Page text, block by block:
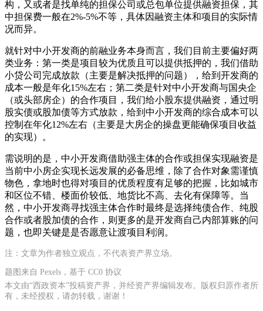
构，又或者是找单纯的担保公司或总包单位提供融资担保，其
中担保费一般在2%-5%不等，具体因融资主体和项目的实际情
况而异。
就针对中小开发商的前融业务本身而言，我们目前主要偏好两
类业务：第一类是项目较为优质且可以提供抵押的，我们借助
小贷公司完成放款（主要是解决抵押的问题），给到开发商的
成本一般是年化15%左右；第二类是针对中小开发商与国央企
（或头部房企）的合作项目，我们给小股东提供融资，通过明
股实债或股加债等方式放款，给到中小开发商的综合成本可以
控制在年化12%左右（主要是大房企的操盘更能确保项目收益
的实现）。
需说明的是，中小开发商借助强主体的合作或担保实现融资是
当前中小房企实现长远发展的必备思维，除了合作对象需谨慎
物色，拿地时也得对项目的优质程度有足够的把握，比如城市
和区位不错、楼面价较低、地货比不高、去化有保障等。当
然，中小开发商寻找强主体合作时最终是选择纯债合作、纯股
合作或者股加债的合作，则更多的是开发商自己内部算账的问
题，也即关键是是否愿意让渡项目利润。
注：文章为作者独立观点，不代表资产界立场。
题图来自 Pexels，基于 CC0 协议
本文由“西政资本”投稿资产界，并经资产界编辑发布。版权归原作者所
有，未经授权，请勿转载，谢谢！